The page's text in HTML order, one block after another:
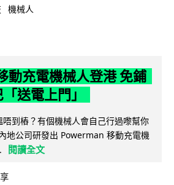
機械人
動充電機械人登港 免鋪
送電上門」
到樁？有個機械人會自己行過嚟幫你
地公司研發出 Powerman 移動充電機
閱讀全文